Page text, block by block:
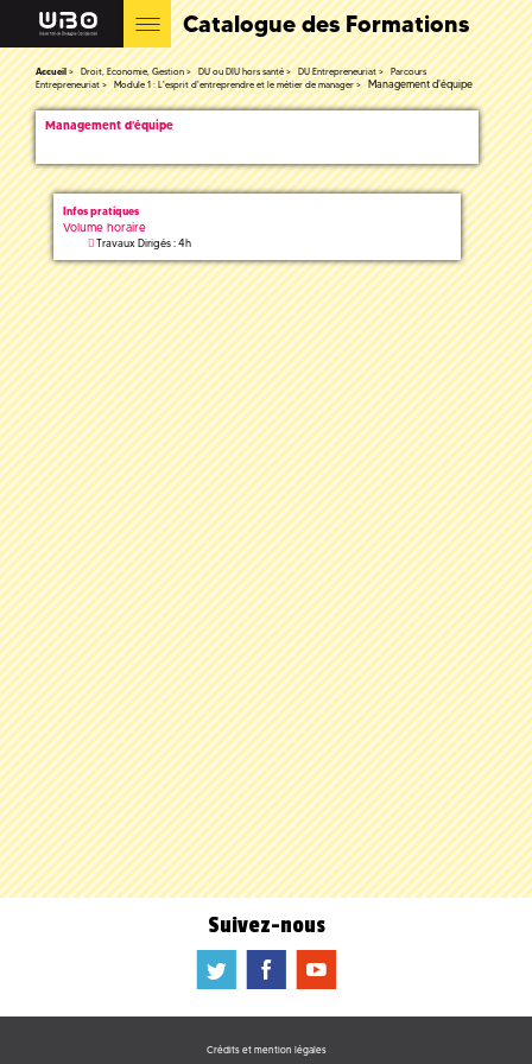
Catalogue des Formations
Accueil Droit, Economie, Gestion DU ou DIU hors santé DU Entrepreneuriat
Parcours
Entrepreneuriat
Module 1 : L'esprit d'entreprendre et le métier de manager Management d'équipe
Management d'équipe
Infos pratiques
Volume horaire
Travaux Dirigés : 4h
Suivez-nous
a b f
Crédits et mention légales